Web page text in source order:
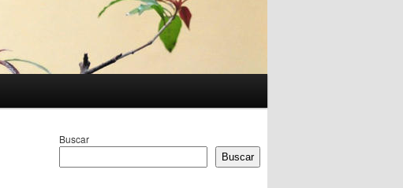
Buscar
Buscar